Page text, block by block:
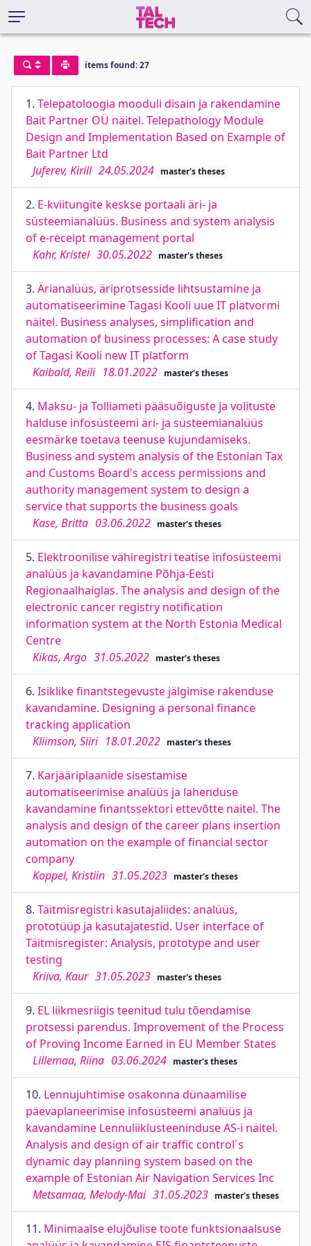
items found: 27
1. Telepatoloogia mooduli disain ja rakendamine
Bait Partner OÜ näitel. Telepathology Module
Design and Implementation Based on Example of
Bait Partner Ltd
Juferev, Kirill 24.05.2024 master's theses
2. E-kviitungite keskse portaali äri- ja
süsteemianalüüs. Business and system analysis
of e-receipt management portal
Kahr, Kristel 30.05.2022 master's theses
3. Ärianalüüs, äriprotsesside lihtsustamine ja
automatiseerimine Tagasi Kooli uue IT platvormi
näitel. Business analyses, simplification and
automation of business processes: A case study
of Tagasi Kooli new IT platform
Kaibald, Reili 18.01.2022 master's theses
4. Maksu- ja Tolliameti pääsuõiguste ja volituste
halduse infosüsteemi äri- ja süsteemianalüüs
eesmärke toetava teenuse kujundamiseks.
Business and system analysis of the Estonian Tax
and Customs Board's access permissions and
authority management system to design a
service that supports the business goals
Kase, Britta 03.06.2022 master's theses
5. Elektroonilise vähiregistri teatise infosüsteemi
analüüs ja kavandamine Põhja-Eesti
Regionaalhaiglas. The analysis and design of the
electronic cancer registry notification
information system at the North Estonia Medical
Centre
Kikas, Argo 31.05.2022 master's theses
6. Isiklike finantstegevuste jälgimise rakenduse
kavandamine. Designing a personal finance
tracking application
Kliimson, Siiri 18.01.2022 master's theses
7. Karjääriplaanide sisestamise
automatiseerimise analüüs ja lahenduse
kavandamine finantssektori ettevõtte näitel. The
analysis and design of the career plans insertion
automation on the example of financial sector
company
Koppel, Kristiin 31.05.2023 master's theses
8. Täitmisregistri kasutajaliides: analüüs,
prototüüp ja kasutajatestid. User interface of
Täitmisregister: Analysis, prototype and user
testing
Kriiva, Kaur 31.05.2023 master's theses
9. EL liikmesriigis teenitud tulu tõendamise
protsessi parendus. Improvement of the Process
of Proving Income Earned in EU Member States
Lillemaa, Riina 03.06.2024 master's theses
10. Lennujuhtimise osakonna dünaamilise
päevaplaneerimise infosüsteemi analüüs ja
kavandamine Lennuliiklusteeninduse AS-i näitel.
Analysis and design of air traffic control´s
dynamic day planning system based on the
example of Estonian Air Navigation Services Inc
Metsamaa, Melody-Mai 31.05.2023 master's theses
11. Minimaalse elujõulise toote funktsionaalsuse